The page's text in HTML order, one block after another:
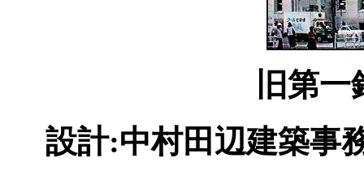
旧第
設計:中村田辺建築事